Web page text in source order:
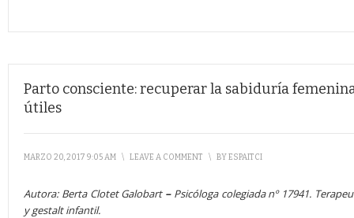
Parto consciente: recuperar la sabiduría
útiles
MARZO 20, 2017 9:05 AM \ LEAVE A COMMENT \ BYESPAITCI
Autora: Berta Clotet Galobart – Psicóloga colegiada nº 17941.
y gestalt infantil.